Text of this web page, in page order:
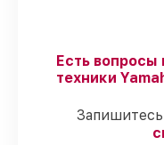
Сервис с
Гарантии на
Есть вопросы
техники